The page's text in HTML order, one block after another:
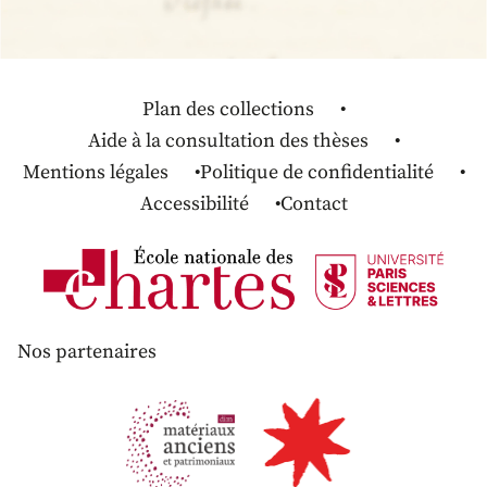
Plan des collections
Aide à la consultation des thèses
Mentions légales
Politique de confidentialité
Accessibilité
Contact
Nos partenaires